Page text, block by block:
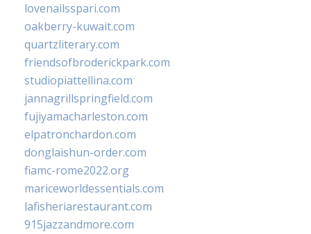
lovenailsspari.com
oakberry-kuwait.com
quartzliterary.com
friendsofbroderickpark.com
studiopiattellina.com
jannagrillspringfield.com
fujiyamacharleston.com
elpatronchardon.com
donglaishun-order.com
fiamc-rome2022.org
mariceworldessentials.com
lafisheriarestaurant.com
915jazzandmore.com